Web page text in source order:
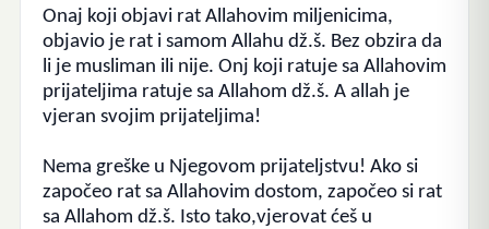
Onaj koji objavi rat Allahovim miljenicima,
objavio je rat i samom Allahu dž.š. Bez obzira da
li je musliman ili nije. Onj koji ratuje sa Allahovim
prijateljima ratuje sa Allahom dž.š. A allah je
vjeran svojim prijateljima!
Nema greške u Njegovom prijateljstvu! Ako si
započeo rat sa Allahovim dostom, započeo si rat
sa Allahom dž.š. Isto tako,vjerovat ćeš u